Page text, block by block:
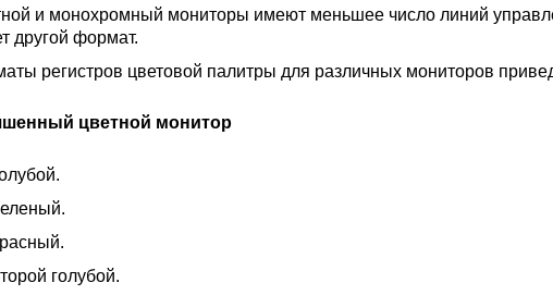
и монохромный мониторы имеют меньшее число линий
другой формат.
регистров цветовой палитры для различных мониторов
цветной монитор
голубой.